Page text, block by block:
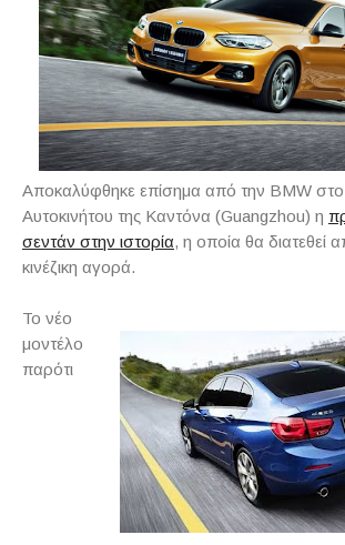
Αποκαλύφθηκε επίσημα από την BMW στο
Αυτοκινήτου της Καντόνα (Guangzhou) η
σεντάν στην ιστορία, η οποία θα διατεθεί
κινέζικη αγορά.
Το νέο
μοντέλο
παρότι